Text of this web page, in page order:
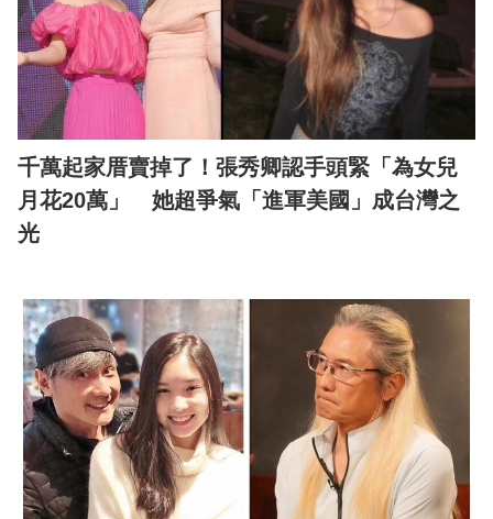
千萬起家厝賣掉了！張秀卿認手頭緊「為女兒
月花20萬」 她超爭氣「進軍美國」成台灣之
光